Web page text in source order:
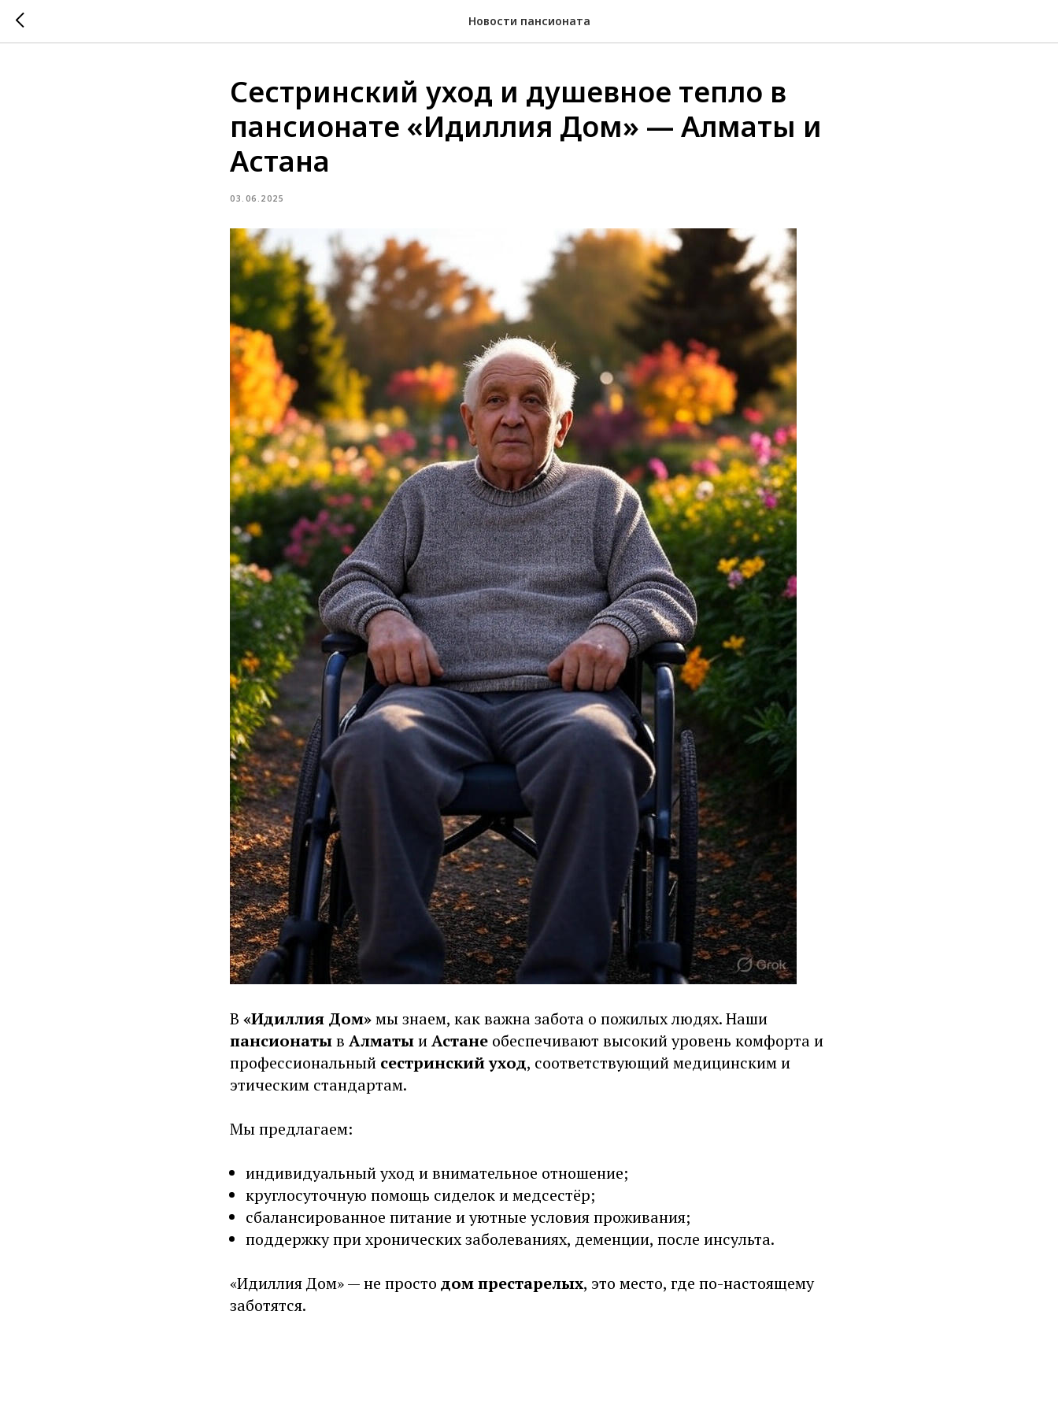
Новости пансионата
Сестринский уход и душевное тепло в
пансионате «Идиллия Дом» — Алматы и
Астана
03.06.2025
В «Идиллия Дом»мы знаем, как важна забота о пожилых людях. Наши
пансионатыв АлматыиАстане обеспечивают высокий уровень комфорта и
профессиональный сестринский уход, соответствующий медицинским и
этическим стандартам.
Мы предлагаем:
индивидуальный уход и внимательное отношение;
круглосуточную помощь сиделок и медсестёр;
сбалансированное питание и уютные условия проживания;
поддержку при хронических заболеваниях, деменции, после инсульта.
«Идиллия Дом» — не просто дом престарелых, это место, где по-настоящему
заботятся.